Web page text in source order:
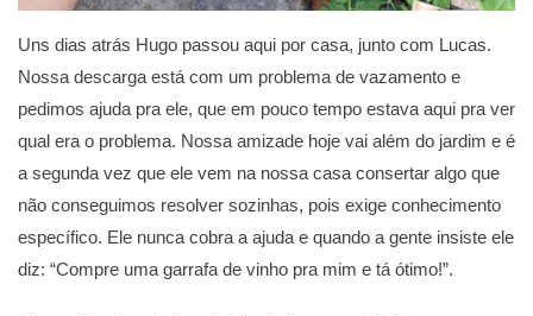
Uns dias atrás Hugo passou aqui por casa, junto com Lucas.
Nossa descarga está com um problema de vazamento e
pedimos ajuda pra ele, que em pouco tempo estava aqui pra ver
qual era o problema. Nossa amizade hoje vai além do jardim e é
a segunda vez que ele vem na nossa casa consertar algo que
não conseguimos resolver sozinhas, pois exige conhecimento
específico. Ele nunca cobra a ajuda e quando a gente insiste ele
diz: “Compre uma garrafa de vinho pra mim e tá ótimo!”.